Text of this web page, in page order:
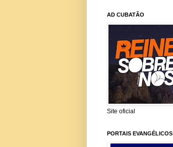
AD CUBATÃO
Site oficial
PORTAIS EVANGÉLICOS